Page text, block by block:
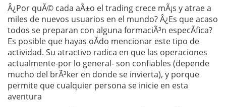
Â¿Por quÃ© cada aÃ±o el trading crece mÃ¡s y atrae a
miles de nuevos usuarios en el mundo? Â¿Es que acaso
todos se preparan con alguna formaciÃ³n especÃ­fica?
Es posible que hayas oÃ­do mencionar este tipo de
actividad. Su atractivo radica en que las operaciones
actualmente-por lo general- son confiables (depende
mucho del brÃ³ker en donde se invierta), y porque
permite que cualquier persona se inicie en esta
aventura